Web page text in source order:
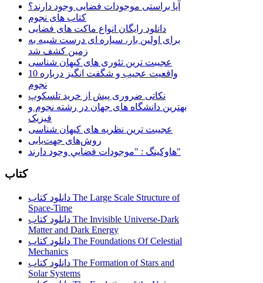
آیا براستی موجودات فضایی وجود دارند؟
کتاب های نجوم
دانلود رایگان انواع ماکت های فضایی
برای اولین بار، سیاره ای درست شبیه به
زمین کشف شد
عجیبت ترین تئوری های کیهان شناسی
10 واقعیت عجیب و شگفت انگیز درباره
نجوم
نکاتی ضروری پیش از خرید تلسکوپ
بهترین دانشگاه های جهان در رشته نجوم و
فیزیک
عجیبت ترین نظریه های کیهان شناسی
روش‌های جهت‌یابی
هاوكينگ : "موجودات فضايي وجود دارند"
کتاب
دانلود کتاب The Large Scale Structure of
Space-Time
دانلود کتاب The Invisible Universe-Dark
Matter and Dark Energy
دانلود کتاب The Foundations Of Celestial
Mechanics
دانلود کتاب The Formation of Stars and
Solar Systems